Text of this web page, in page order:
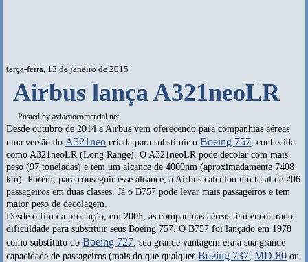
terça-feira, 13 de janeiro de 2015
Airbus lança A321neoLR
Posted byaviacaocomercial.net
Desde outubro de 2014 a Airbus vem oferecendo para companhias aéreas
uma versão doA321neo criada para substituir oBoeing 757, conhecida
como A321neoLR (Long Range). O A321neoLR pode decolar com mais
peso (97 toneladas) e tem um alcance de 4000nm (aproximadamente 7408
km). Porém, para conseguir esse alcance, a Airbus calculou um total de 206
passageiros em duas classes. Já o B757 pode levar mais passageiros e tem
maior peso de decolagem.
Desde o fim da produção, em 2005, as companhias aéreas têm encontrado
dificuldade para substituir seus Boeing 757. O B757 foi lançado em 1978
como substituto doBoeing 727, sua grande vantagem era a sua grande
capacidade de passageiros (mais do que qualquerBoeing 737,MD-80 ou